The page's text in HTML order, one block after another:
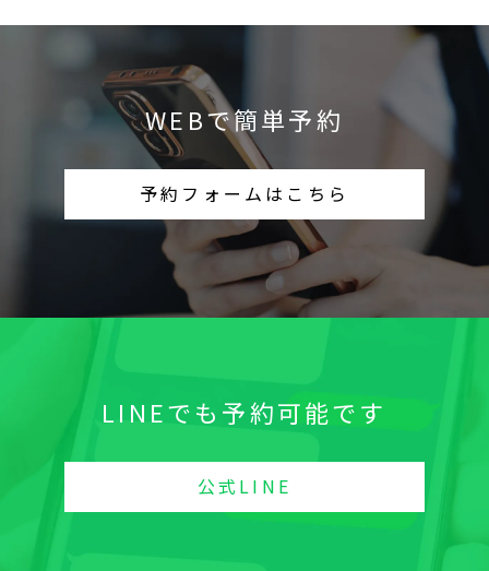
WEBで簡単予約
予約フォームはこちら
LINEでも予約可能です
公式LINE